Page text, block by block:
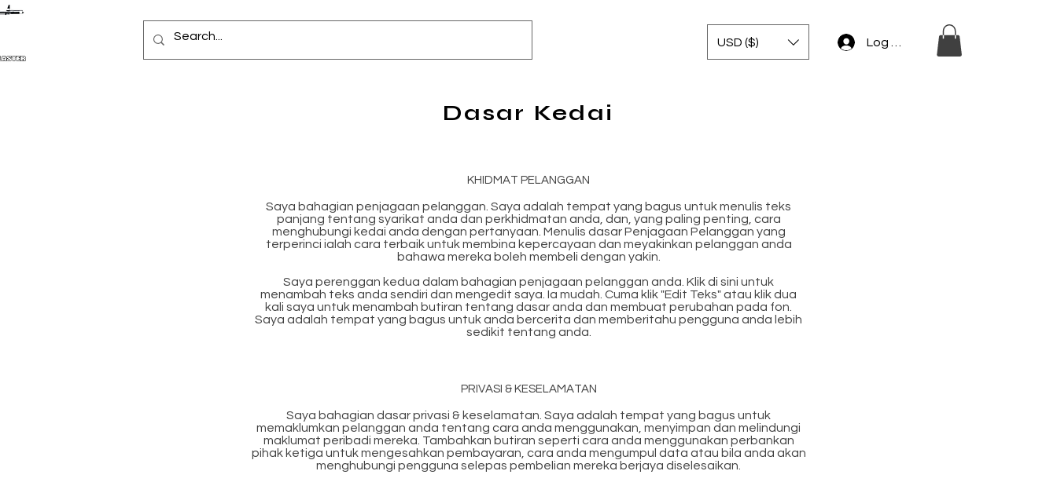
USD ($) Log Masuk
Dasar Kedai
KHIDMAT PELANGGAN
Saya bahagian penjagaan pelanggan. Saya adalah tempat yang bagus untuk menulis teks
panjang tentang syarikat anda dan perkhidmatan anda, dan, yang paling penting, cara
menghubungi kedai anda dengan pertanyaan. Menulis dasar Penjagaan Pelanggan yang
terperinci ialah cara terbaik untuk membina kepercayaan dan meyakinkan pelanggan anda
bahawa mereka boleh membeli dengan yakin.
Saya perenggan kedua dalam bahagian penjagaan pelanggan anda. Klik di sini untuk
menambah teks anda sendiri dan mengedit saya. Ia mudah. Cuma klik "Edit Teks" atau klik dua
kali saya untuk menambah butiran tentang dasar anda dan membuat perubahan pada fon.
Saya adalah tempat yang bagus untuk anda bercerita dan memberitahu pengguna anda lebih
sedikit tentang anda.
PRIVASI & KESELAMATAN
Saya bahagian dasar privasi & keselamatan. Saya adalah tempat yang bagus untuk
memaklumkan pelanggan anda tentang cara anda menggunakan, menyimpan dan melindungi
maklumat peribadi mereka. Tambahkan butiran seperti cara anda menggunakan perbankan
pihak ketiga untuk mengesahkan pembayaran, cara anda mengumpul data atau bila anda akan
menghubungi pengguna selepas pembelian mereka berjaya diselesaikan.